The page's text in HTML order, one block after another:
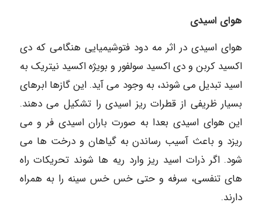
هوای اسیدی
هوای اسیدی در اثر مه دود فتوشیمیایی هنگامی که دی
اکسید کربن و دی اکسید سولفور و بویژه اکسید نیتریک به
اسید تبدیل می شوند،‌ به وجود می آید. این گازها ابرهای
بسیار ظریفی از قطرات ریز اسیدی را تشکیل می دهند.
این هوای اسیدی بعدا به صورت باران اسیدی فر و می
ریزد و باعث آسیب رساندن به گیاهان و درخت ها می
شود. اگر ذرات اسید ریز وارد ریه ها شوند تحریکات راه
های تنفسی،‌ سرفه و حتی خس خس سینه را به همراه
دارند.